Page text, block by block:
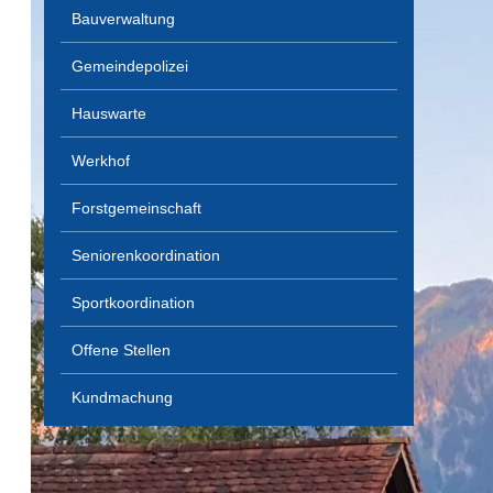
Bauverwaltung
Gemeindepolizei
Hauswarte
Werkhof
Forstgemeinschaft
Seniorenkoordination
Sportkoordination
Offene Stellen
Kundmachung